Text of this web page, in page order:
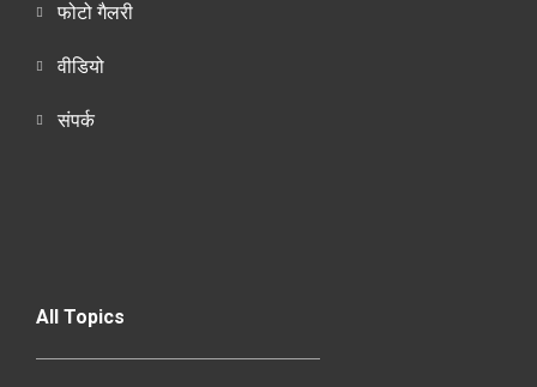
फोटो गैलरी
वीडियो
संपर्क
All Topics